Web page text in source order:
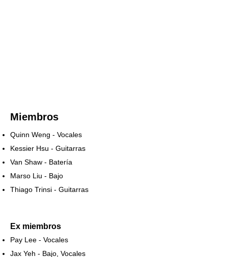
Miembros
Quinn Weng - Vocales
Kessier Hsu - Guitarras
Van Shaw - Batería
Marso Liu - Bajo
Thiago Trinsi - Guitarras
Ex miembros
Pay Lee - Vocales
Jax Yeh - Bajo, Vocales